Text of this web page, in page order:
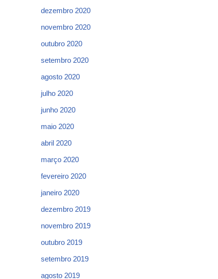
dezembro 2020
novembro 2020
outubro 2020
setembro 2020
agosto 2020
julho 2020
junho 2020
maio 2020
abril 2020
março 2020
fevereiro 2020
janeiro 2020
dezembro 2019
novembro 2019
outubro 2019
setembro 2019
agosto 2019